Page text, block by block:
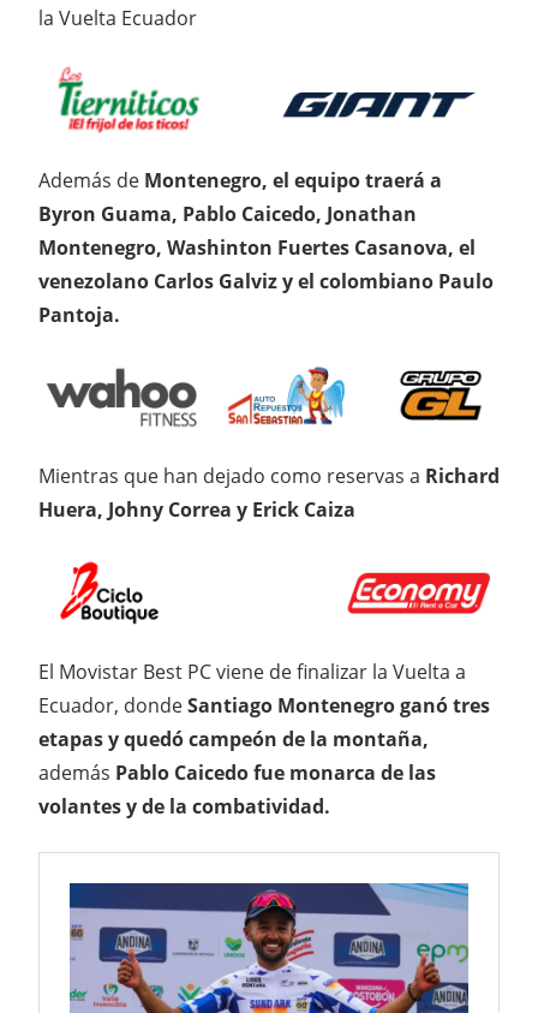
la Vuelta Ecuador
Además de Montenegro, el equipo traerá a
Byron Guama, Pablo Caicedo, Jonathan
Montenegro, Washinton Fuertes Casanova, el
venezolano Carlos Galviz y el colombiano Paulo
Pantoja.
Mientras que han dejado como reservas a Richard
Huera, Johny Correa y Erick Caiza
El Movistar Best PC viene de finalizar la Vuelta a
Ecuador, dondeSantiago Montenegro ganó tres
etapas y quedó campeón de la montaña,
además Pablo Caicedo fue monarca de las
volantes y de la combatividad.